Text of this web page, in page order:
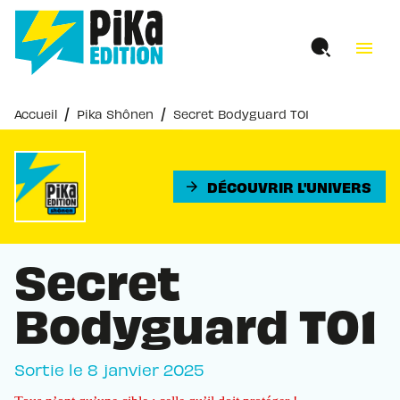
MENU RECHERCHE
PIED DE PAGE
menu
Accueil / Pika Shônen / Secret Bodyguard T01
arrow_forward DÉCOUVRIR L'UNIVERS
Secret
Bodyguard T01
Sortie le 8 janvier 2025